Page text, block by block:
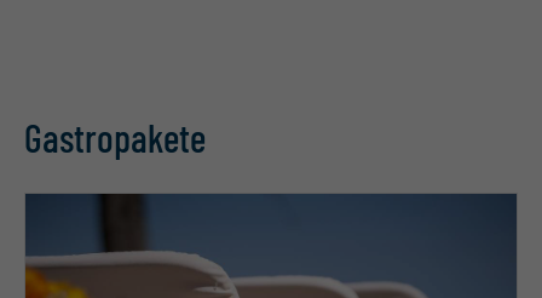
Gastropakete